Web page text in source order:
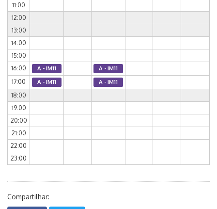
11:00
12:00
13:00
14:00
15:00
16:00
A - IM11 A - IM11
17:00 A - IM11 A - IM11
18:00
19:00
20:00
21:00
22:00
23:00
Compartilhar: